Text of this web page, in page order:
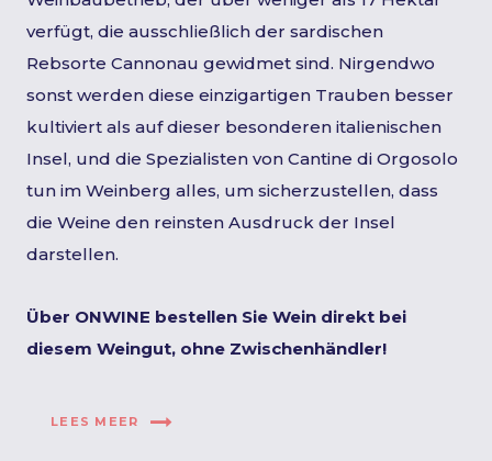
verfügt, die ausschließlich der sardischen
Rebsorte Cannonau gewidmet sind. Nirgendwo
sonst werden diese einzigartigen Trauben besser
kultiviert als auf dieser besonderen italienischen
Insel, und die Spezialisten von Cantine di Orgosolo
tun im Weinberg alles, um sicherzustellen, dass
die Weine den reinsten Ausdruck der Insel
darstellen.
Über ONWINE bestellen Sie Wein direkt bei
diesem Weingut, ohne Zwischenhändler!
LEES MEER